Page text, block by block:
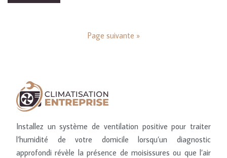
Page suivante »
Installez un système de ventilation positive pour traiter
l’humidité de votre domicile lorsqu’un diagnostic
approfondi révèle la présence de moisissures ou que l’air